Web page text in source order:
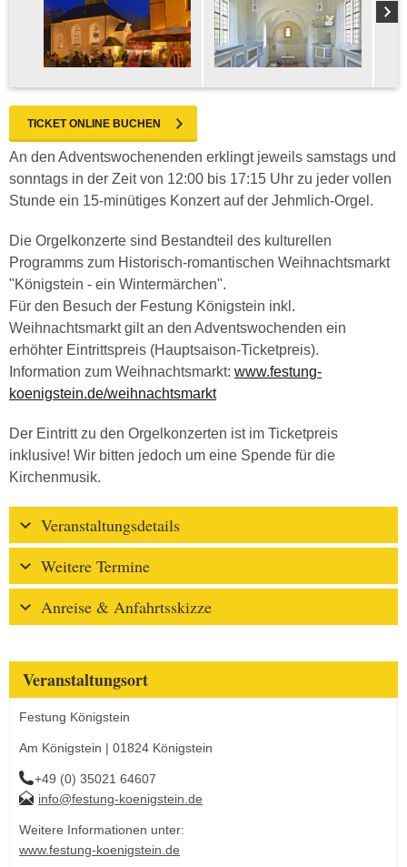
TICKET ONLINE BUCHEN
An den Adventswochenenden erklingt jeweils samstags und
sonntags in der Zeit von 12:00 bis 17:15 Uhr zu jeder vollen
Stunde ein 15-minütiges Konzert auf der Jehmlich-Orgel.
Die Orgelkonzerte sind Bestandteil des kulturellen
Programms zum Historisch-romantischen Weihnachtsmarkt
"Königstein - ein Wintermärchen".
Für den Besuch der Festung Königstein inkl.
Weihnachtsmarkt gilt an den Adventswochenden ein
erhöhter Eintrittspreis (Hauptsaison-Ticketpreis).
Information zum Weihnachtsmarkt: www.festung-
koenigstein.de/weihnachtsmarkt
Der Eintritt zu den Orgelkonzerten ist im Ticketpreis
inklusive! Wir bitten jedoch um eine Spende für die
Kirchenmusik.
Veranstaltungsdetails
Weitere Termine
Anreise & Anfahrtsskizze
Veranstaltungsort
Festung Königstein
Am Königstein | 01824 Königstein
+49 (0) 35021 64607
info@festung-koenigstein.de
Weitere Informationen unter:
www.festung-koenigstein.de